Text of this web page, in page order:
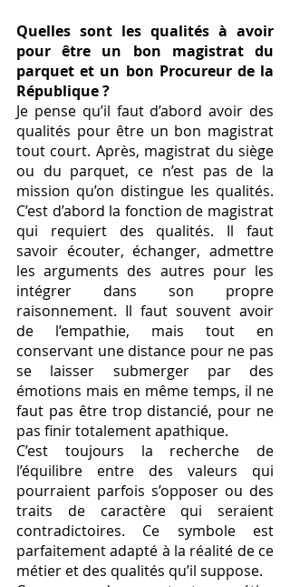
Quelles sont les qualités à avoir
pour être un bon magistrat du
parquet et un bon Procureur de la
République ?
Je pense qu’il faut d’abord avoir des
qualités pour être un bon magistrat
tout court. Après, magistrat du siège
ou du parquet, ce n’est pas de la
mission qu’on distingue les qualités.
C’est d’abord la fonction de magistrat
qui requiert des qualités. Il faut
savoir écouter, échanger, admettre
les arguments des autres pour les
intégrer dans son propre
raisonnement. Il faut souvent avoir
de l’empathie, mais tout en
conservant une distance pour ne pas
se laisser submerger par des
émotions mais en même temps, il ne
faut pas être trop distancié, pour ne
pas finir totalement apathique.
C’est toujours la recherche de
l’équilibre entre des valeurs qui
pourraient parfois s’opposer ou des
traits de caractère qui seraient
contradictoires. Ce symbole est
parfaitement adapté à la réalité de ce
métier et des qualités qu’il suppose.